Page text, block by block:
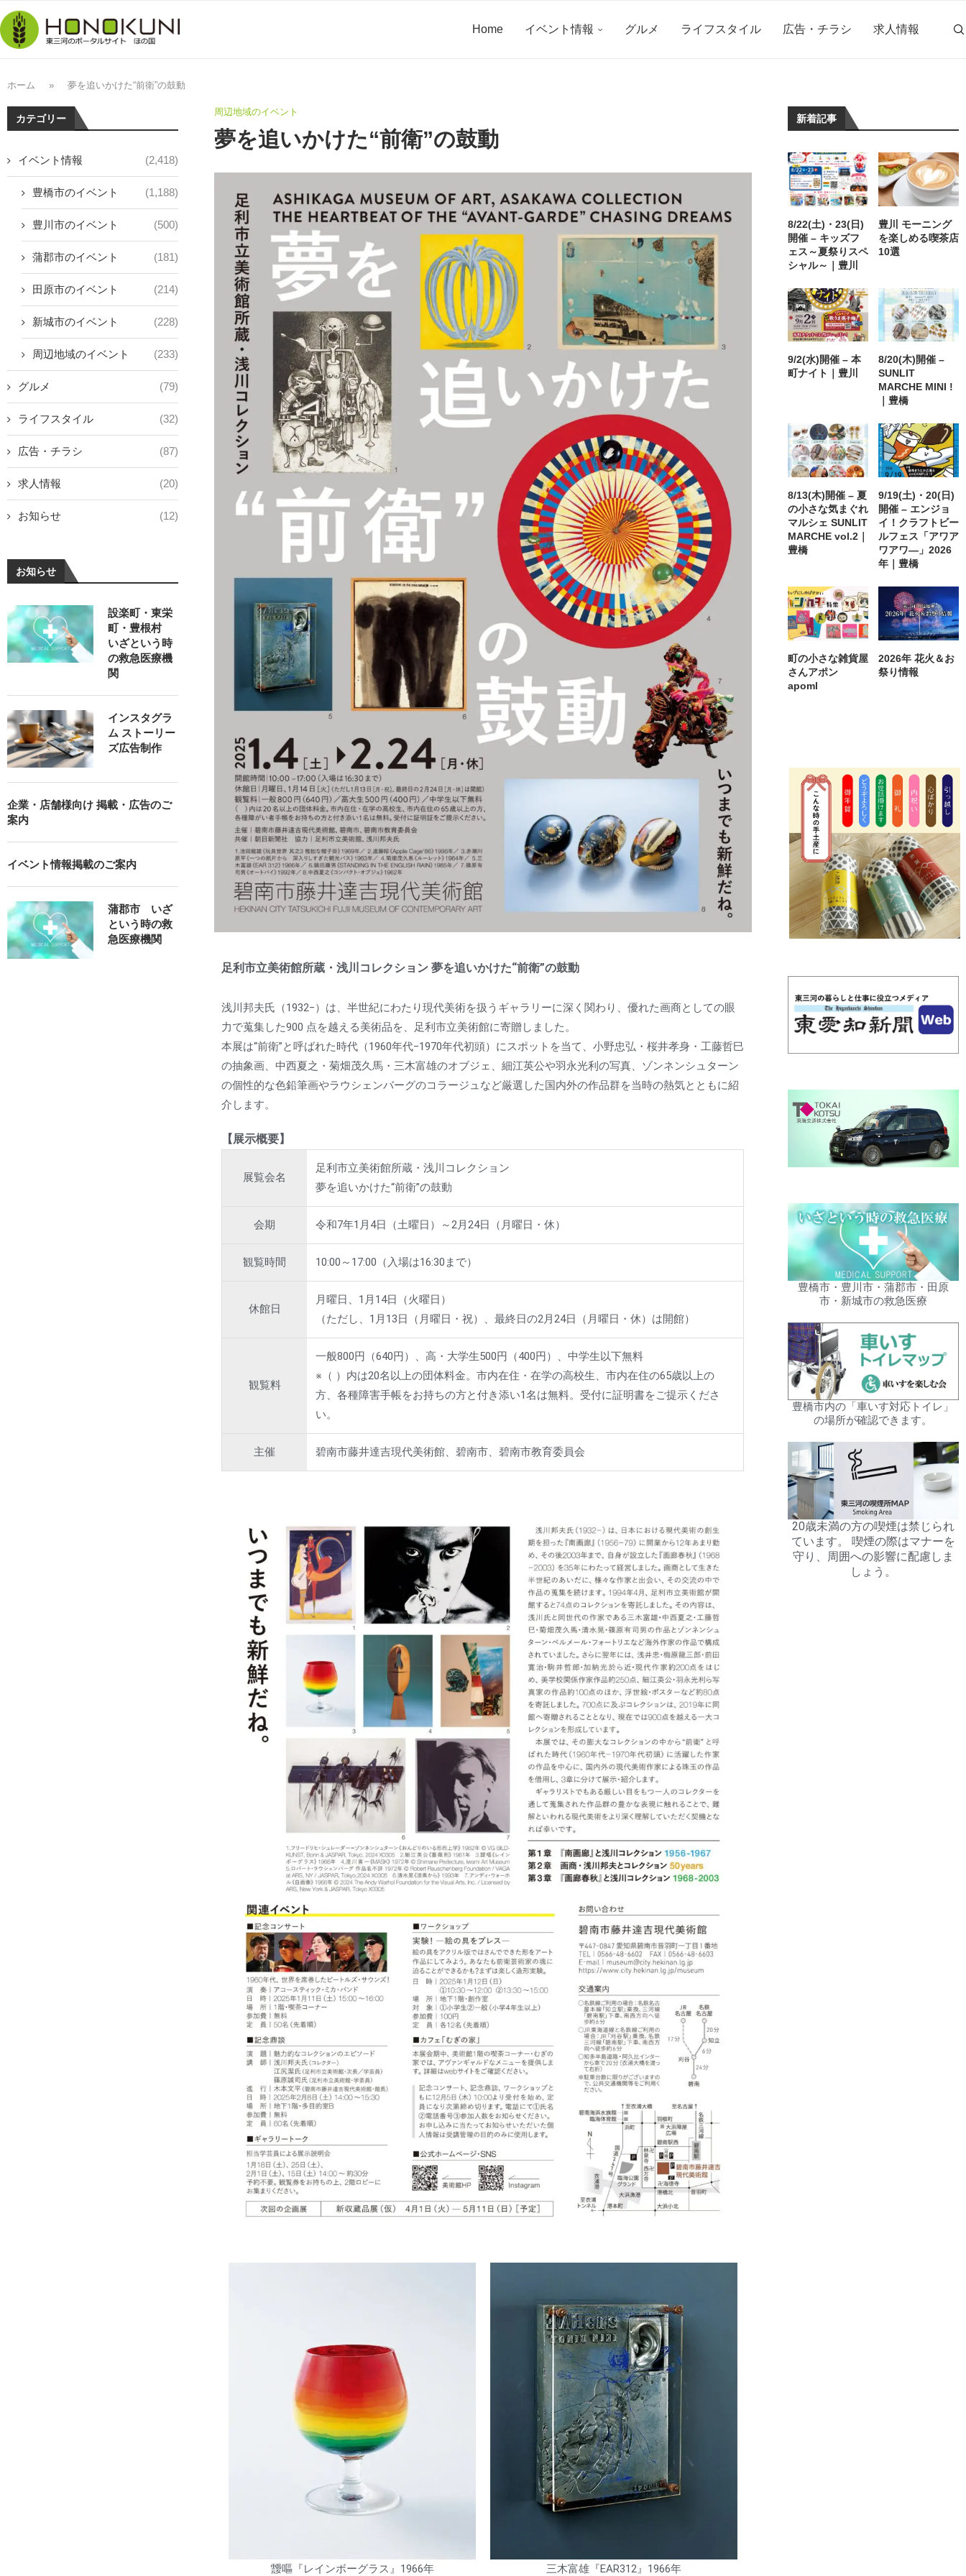
Home イベント情報 グルメ ライフスタイル 広告・チラシ 求人情報
ホーム » 夢を追いかけた“前衛”の鼓動
周辺地域のイベント
夢を追いかけた“前衛”の鼓動
足利市立美術館所蔵・浅川コレクション 夢を追いかけた“前衛”の鼓動
浅川邦夫氏（1932‒）は、半世紀にわたり現代美術を扱うギャラリーに深く関わり、優れた画商としての眼
力で蒐集した900 点を越える美術品を、足利市立美術館に寄贈しました。
本展は“前衛”と呼ばれた時代（1960年代‒1970年代初頭）にスポットを当て、小野忠弘・桜井孝身・工藤哲巳
の抽象画、中西夏之・菊畑茂久馬・三木富雄のオブジェ、細江英公や羽永光利の写真、ゾンネンシュターン
の個性的な色鉛筆画やラウシェンバーグのコラージュなど厳選した国内外の作品群を当時の熱気とともに紹
介します。
【展示概要】
展覧会名
足利市立美術館所蔵・浅川コレクション
夢を追いかけた“前衛”の鼓動
会期 令和7年1月4日（土曜日）～2月24日（月曜日・休）
観覧時間 10:00～17:00（入場は16:30まで）
休館日
月曜日、1月14日（火曜日）
（ただし、1月13日（月曜日・祝）、最終日の2月24日（月曜日・休）は開館）
観覧料
一般800円（640円）、高・大学生500円（400円）、中学生以下無料
※（ ）内は20名以上の団体料金。市内在住・在学の高校生、市内在住の65歳以上の
方、各種障害手帳をお持ちの方と付き添い1名は無料。受付に証明書をご提示くださ
い。
主催 碧南市藤井達吉現代美術館、碧南市、碧南市教育委員会
靉嘔『レインボーグラス』1966年 三木富雄『EAR312』1966年
新着記事
8/22(土)・23(日)
開催 – キッズフ
ェス～夏祭りスペ
シャル～｜豊川
豊川 モーニング
を楽しめる喫茶店
10選
9/2(水)開催 – 本
町ナイト｜豊川
8/20(木)開催 –
SUNLIT
MARCHE MINI !
｜豊橋
8/13(木)開催 – 夏
の小さな気まぐれ
マルシェ SUNLIT
MARCHE vol.2｜
豊橋
9/19(土)・20(日)
開催 – エンジョ
イ！クラフトビー
ルフェス「アワア
ワアワ―」2026
年｜豊橋
町の小さな雑貨屋
さんアポン
apoml
2026年 花火＆お
祭り情報
豊橋市・豊川市・蒲郡市・田原
市・新城市の救急医療
豊橋市内の「車いす対応トイレ」
の場所が確認できます。
20歳未満の方の喫煙は禁じられ
ています。 喫煙の際はマナーを
守り、周囲への影響に配慮しま
しょう。
カテゴリー
イベント情報 (2,418)
豊橋市のイベント (1,188)
豊川市のイベント (500)
蒲郡市のイベント (181)
田原市のイベント (214)
新城市のイベント (228)
周辺地域のイベント (233)
グルメ (79)
ライフスタイル (32)
広告・チラシ (87)
求人情報 (20)
お知らせ (12)
お知らせ
設楽町・東栄
町・豊根村
いざという時
の救急医療機
関
インスタグラ
ム ストーリー
ズ広告制作
企業・店舗様向け 掲載・広告のご
案内
イベント情報掲載のご案内
蒲郡市 いざ
という時の救
急医療機関